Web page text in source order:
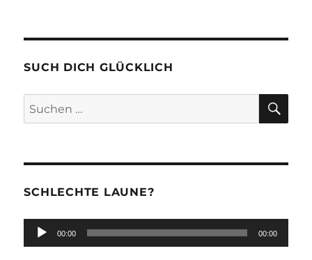
SUCH DICH GLÜCKLICH
Suchen
nach:
SCHLECHTE LAUNE?
Audio-
Player
00:00 00:00